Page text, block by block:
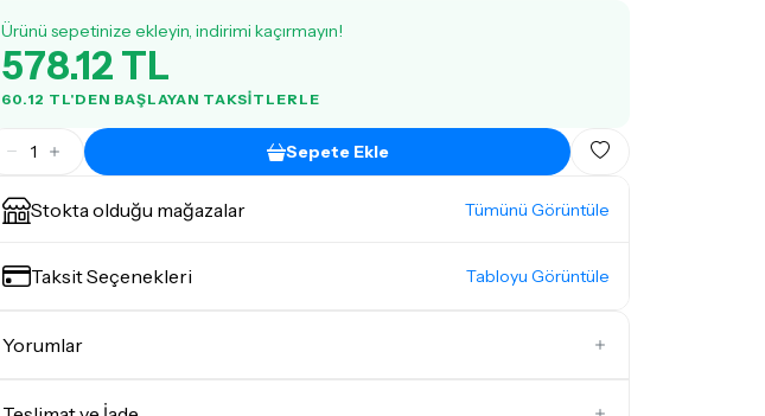
Ürünü sepetinize ekleyin, indirimi kaçırmayın!
578.12 TL
60.12 TL'DEN BAŞLAYAN TAKSITLERLE
1 Sepete Ekle
Stokta olduğu mağazalar Tümünü Görüntüle
Taksit Seçenekleri Tabloyu Görüntüle
Yorumlar